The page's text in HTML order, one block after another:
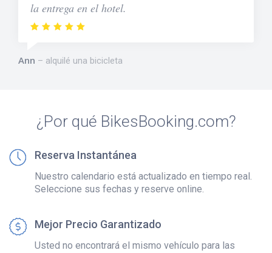
la entrega en el hotel.
Ann alquilé una bicicleta
¿Por qué BikesBooking.com?
Reserva Instantánea
Nuestro calendario está actualizado en tiempo real.
Seleccione sus fechas y reserve online.
Mejor Precio Garantizado
Usted no encontrará el mismo vehículo para las